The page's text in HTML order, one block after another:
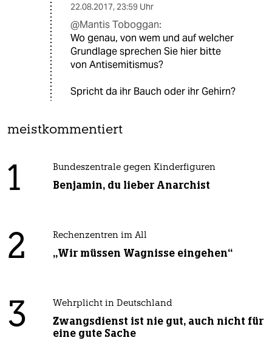
22.08.2017, 23:59 Uhr
@Mantis Toboggan:
Wo genau, von wem und auf welcher
Grundlage sprechen Sie hier bitte
von Antisemitismus?
Spricht da ihr Bauch oder ihr Gehirn?
meistkommentiert
1 Bundeszentrale gegen Kinderfiguren
Benjamin, du lieber Anarchist
2 Rechenzentren im All
„Wir müssen Wagnisse eingehen“
3 Wehrplicht in Deutschland
Zwangsdienst ist nie gut, auch nicht für
eine gute Sache